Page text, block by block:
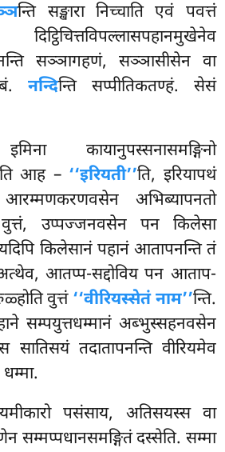
न्ति सङ्खारा निच्चाति एवं पवत्तं
सञ्ञागहणं, सञ्ञासीसेन वा
नन्दिन्ति सप्पीतिकतण्हं. सेसं
कायानुपस्सनासमङ्गिनो
आह – ‘‘इरियती’’ति, इरियापथं
आरम्मणकरणवसेन अभिब्यापनतो
उप्पज्जनवसेन पन किलेसा
किलेसानं पहानं आतापनन्ति तं
अत्थेव, आतप्प-सद्दोविय पन आताप-
वुत्तं ‘‘वीरियस्सेतं नाम’’न्ति.
सम्पयुत्तधम्मानं अब्भुस्सहनवसेन
सातिसयं तदातापनन्ति वीरियमेव
पसंसाय, अतिसयस्स वा
सम्मप्पधानसमङ्गितं दस्सेति. सम्मा